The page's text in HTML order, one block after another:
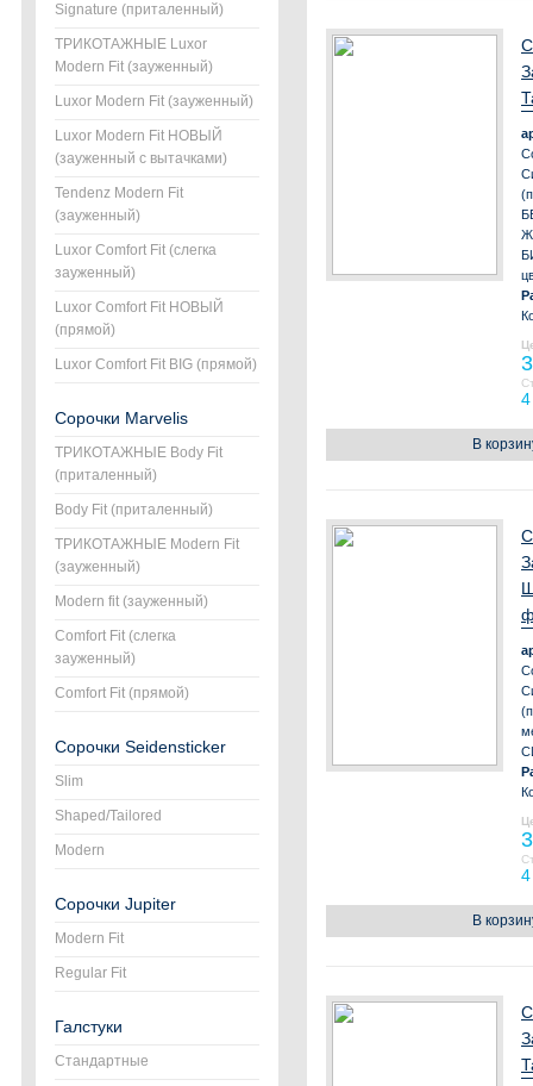
Signature (приталенный)
ТРИКОТАЖНЫЕ Luxor
Modern Fit (зауженный)
Luxor Modern Fit (зауженный)
Luxor Modern Fit НОВЫЙ
(зауженный с вытачками)
Tendenz Modern Fit
(зауженный)
Luxor Comfort Fit (слегка
зауженный)
Luxor Comfort Fit НОВЫЙ
(прямой)
Luxor Comfort Fit BIG (прямой)
Сорочки Marvelis
ТРИКОТАЖНЫЕ Body Fit
(приталенный)
Body Fit (приталенный)
ТРИКОТАЖНЫЕ Modern Fit
(зауженный)
Modern fit (зауженный)
Comfort Fit (слегка
зауженный)
Comfort Fit (прямой)
Сорочки Seidensticker
Slim
Shaped/Tailored
Modern
Сорочки Jupiter
Modern Fit
Regular Fit
Галстуки
Стандартные
В
В